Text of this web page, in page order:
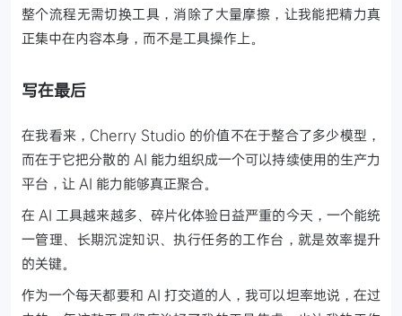
整个流程无需切换工具，消除了大量摩擦，让我能把精力真
正集中在内容本身，而不是工具操作上。
写在最后
在我看来，Cherry Studio 的价值不在于整合了多少模型，
而在于它把分散的 AI 能力组织成一个可以持续使用的生产力
平台，让 AI 能力能够真正聚合。
在 AI 工具越来越多、碎片化体验日益严重的今天，一个能统
一管理、长期沉淀知识、执行任务的工作台，就是效率提升
的关键。
作为一个每天都要和 AI 打交道的人，我可以坦率地说，在过